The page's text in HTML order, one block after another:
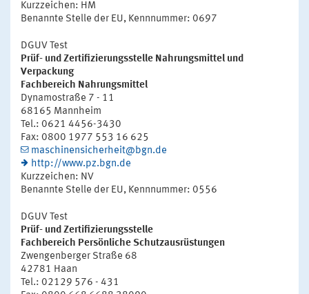
Kurzzeichen: HM
Benannte Stelle der EU, Kennnummer: 0697
DGUV Test
Prüf- und Zertifizierungsstelle Nahrungsmittel und
Verpackung
Fachbereich Nahrungsmittel
Dynamostraße 7 - 11
68165 Mannheim
Tel.: 0621 4456-3430
Fax: 0800 1977 553 16 625
maschinensicherheit@bgn.de
http://www.pz.bgn.de
Kurzzeichen: NV
Benannte Stelle der EU, Kennnummer: 0556
DGUV Test
Prüf- und Zertifizierungsstelle
Fachbereich Persönliche Schutzausrüstungen
Zwengenberger Straße 68
42781 Haan
Tel.: 02129 576 - 431